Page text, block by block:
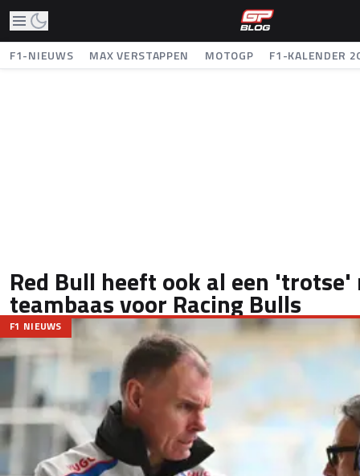
F1-NIEUWS MAX VERSTAPPEN MOTOGP F1-KALENDER
Red Bull heeft ook al een 'trotse'
teambaas voor Racing Bulls
F1 NIEUWS